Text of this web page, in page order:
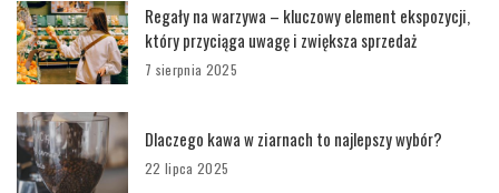
Regały na warzywa – kluczowy element ekspozycji,
który przyciąga uwagę i zwiększa sprzedaż
7 sierpnia 2025
Dlaczego kawa w ziarnach to najlepszy wybór?
22 lipca 2025